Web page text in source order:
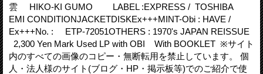
雲 HIKO-KI GUMO LABEL :EXPRESS / TOSHIBA
EMI CONDITIONJACKETDISKEx+++MINT-Obi : HAVE /
Ex+++No. : ETP-72051OTHERS : 1970's JAPAN REISSUE
2,300 Yen Mark Used LP with OBI With BOOKLET ※サイト
内のすべての画像のコピー・無断転用を禁止しています。 個
人・法人様のサイト(ブログ・HP・掲示板等)でのご紹介で使